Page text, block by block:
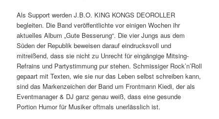
Als Support werden J.B.O. KING KONGS DEOROLLER
begleiten. Die Band veröffentlichte vor einigen Wochen ihr
aktuelles Album „Gute Besserung“. Die vier Jungs aus dem
Süden der Republik beweisen darauf eindrucksvoll und
mitreißend, dass sie nicht zu Unrecht für eingängige Mitsing-
Refrains und Partystimmung pur stehen. Schmissiger Rock’n’Roll
gepaart mit Texten, wie sie nur das Leben selbst schreiben kann,
sind das Markenzeichen der Band um Frontmann Kiedi, der als
Eventmanager & DJ ganz genau weiß, dass eine gesunde
Portion Humor für Musiker oftmals unerlässlich ist.